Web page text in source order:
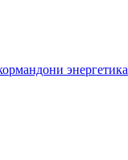
энергетика